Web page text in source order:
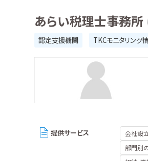
あらい税理士事務所
認定支援機関 TKCモニタリング
提供サービス 会社設
部門別